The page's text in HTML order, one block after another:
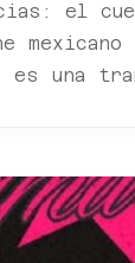
el
es una